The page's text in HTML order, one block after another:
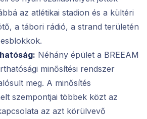
az atlétikai stadion és a kültéri
a tábori rádió, a strand területén
Néhány épület a BREEAM
minősítési rendszer
meg. A minősítés
szempontjai többek közt az
az azt körülvevő